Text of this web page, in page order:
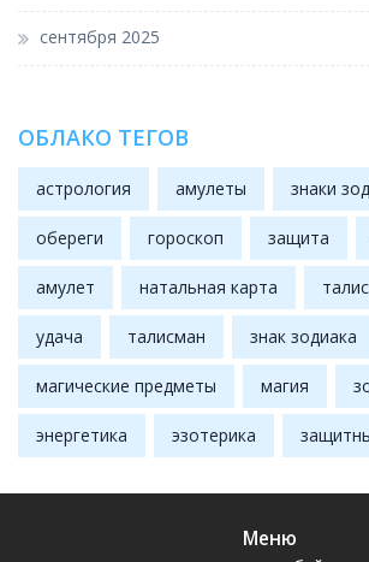
сентября 2025
ОБЛАКО ТЕГОВ
астрология амулеты знаки
обереги гороскоп защита
амулет натальная карта
удача талисман знак зодиака
магические предметы магия
энергетика эзотерика
Меню